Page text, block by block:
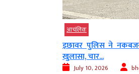
आचंलिक
इछावर पुलिस ने
खुलासा, चार...
July 10, 2026